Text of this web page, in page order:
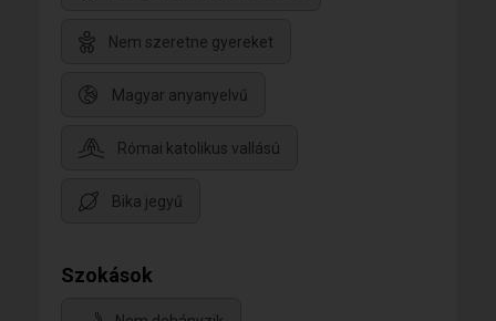
Nem szeretne gyereket
Magyar anyanyelvű
Római katolikus vallású
Bika jegyű
Szokások